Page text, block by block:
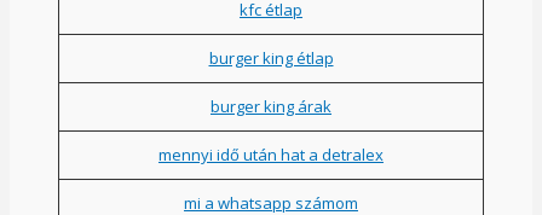
kfc étlap
burger king étlap
burger king árak
mennyi idő után hat a detralex
mi a whatsapp számom